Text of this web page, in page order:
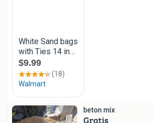
beton mix